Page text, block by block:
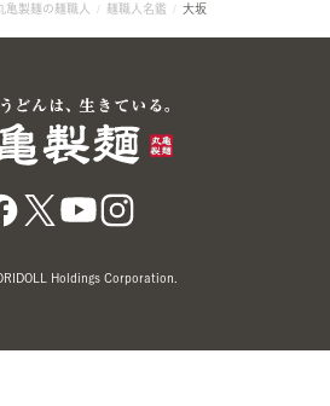
亀製麺の麺職人 麺職人名鑑 大坂
Holdings Corporation.